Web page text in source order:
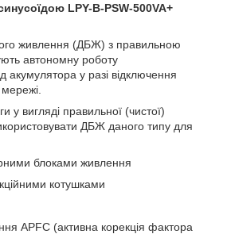
LPY-B-PSW-500VA+
живлення (ДБЖ) з правильною
автономну роботу
акумулятора у разі відключення
у вигляді правильної (чистої)
ДБЖ даного типу для
блоками живлення
котушками
APFC (активна корекція фактора